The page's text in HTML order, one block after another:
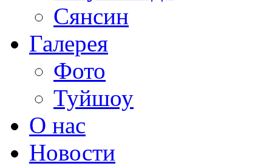
Сянсин
Галерея
Фото
Туйшоу
О нас
Новости